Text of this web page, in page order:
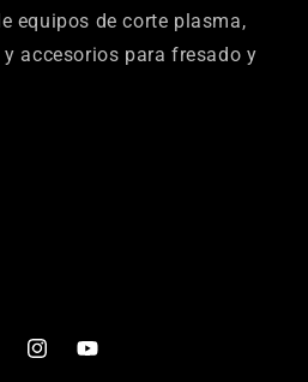
equipos de corte plasma,
accesorios para fresado y
InstagramYouTube